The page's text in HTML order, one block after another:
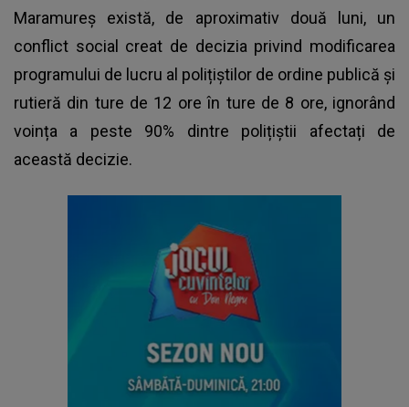
Maramureș există, de aproximativ două luni, un
conflict social creat de decizia privind modificarea
programului de lucru al polițiștilor de ordine publică și
rutieră din ture de 12 ore în ture de 8 ore, ignorând
voința a peste 90% dintre polițiștii afectați de
această decizie.